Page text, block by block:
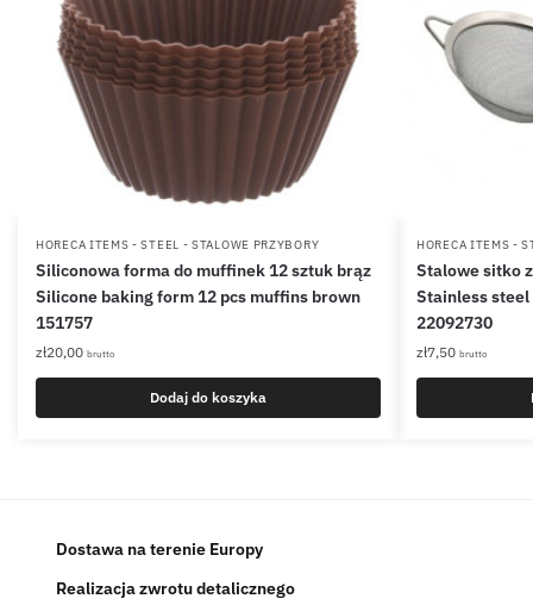
HORECA ITEMS - STEEL - STALOWE PRZYBORY
Siliconowa forma do muffinek 12 sztuk brąz
Silicone baking form 12 pcs muffins brown
151757
zł20,00 brutto
Dodaj do koszyka
HORECA ITEMS -
Stalowe sitko
Stainless
22092730
zł7,50 brutto
Dostawa na terenie Europy
Realizacja zwrotu detalicznego